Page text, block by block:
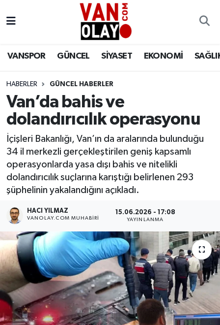
VANSPOR GÜNCEL SİYASET EKONOMİ
HABERLER GÜNCEL HABERLER
Van’da bahis ve
dolandırıcılık operasyonu
İçişleri Bakanlığı, Van’ın da aralarında bulunduğu
34 il merkezli gerçekleştirilen geniş kapsamlı
operasyonlarda yasa dışı bahis ve nitelikli
dolandırıcılık suçlarına karıştığı belirlenen 293
şüphelinin yakalandığını açıkladı.
HACI YILMAZ
VANOLAY.COM MUHABIRI
15.06.2026 - 17:08
YAYINLANMA
Siyaset
Ekonomi
Sağlık
Eğitim
Bilim & Teknoloji
Dünya
RESMİ İLANLAR
Van Nöbetçi Eczaneler
Van Namaz Vakitleri
Van Trafik Yoğunluk Haritası
Süper Lig Puan Durumu ve Fikstür
Tüm Manşetler
Son Dakika Haberleri
Haber Arşivi